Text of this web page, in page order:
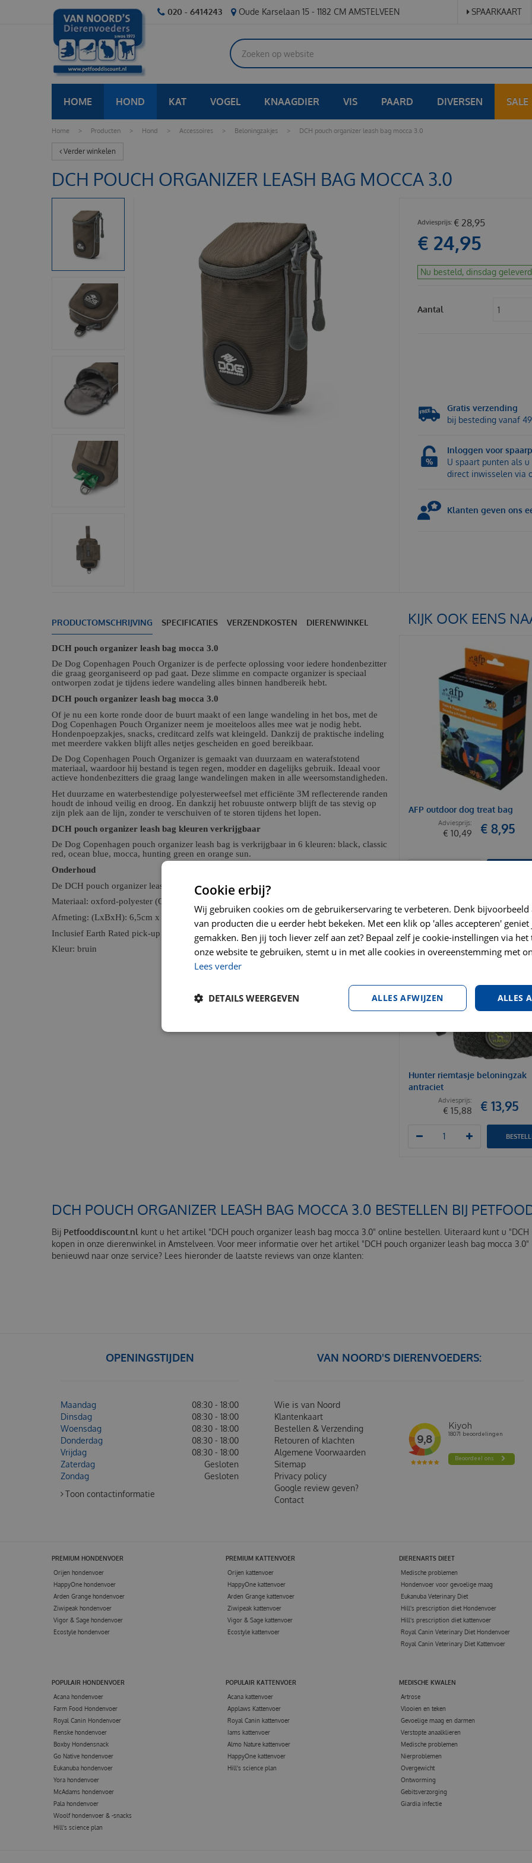
Home > Producten > Hond > Accessoires > Beloningzakjes > DCH pouch organizer leash bag mocca 3.0
020 - 6414243 Oude Karselaan 15 - 1182 CM AMSTELVEEN SPAARKAART
HOME HOND KAT VOGEL KNAAGDIER VIS PAARD DIVERSEN SALE
Verder winkelen
DCH POUCH ORGANIZER LEASH BAG MOCCA 3.0
€ 28,95
€ 24,95
Nu besteld, dinsdag geleverd
Aantal
Gratis verzending
bij besteding vanaf
Inloggen voor
U spaart punten als
direct inwisselen via
Klanten geven ons
PRODUCTOMSCHRIJVING SPECIFICATIES VERZENDKOSTEN DIERENWINKEL
DCH pouch organizer leash bag mocca 3.0
De Dog Copenhagen Pouch Organizer is de perfecte oplossing voor iedere hondenbezitter
die graag georganiseerd op pad gaat. Deze slimme en compacte organizer is speciaal
ontworpen zodat je tijdens iedere wandeling alles binnen handbereik hebt.
DCH pouch organizer leash bag mocca 3.0
Of je nu een korte ronde door de buurt maakt of een lange wandeling in het bos, met de
Dog Copenhagen Pouch Organizer neem je moeiteloos alles mee wat je nodig hebt.
Hondenpoepzakjes, snacks, creditcard zelfs wat kleingeld. Dankzij de praktische indeling
met meerdere vakken blijft alles netjes gescheiden en goed bereikbaar.
De Dog Copenhagen Pouch Organizer is gemaakt van duurzaam en waterafstotend
materiaal, waardoor hij bestand is tegen regen, modder en dagelijks gebruik. Ideaal voor
actieve hondenbezitters die graag lange wandelingen maken in alle weersomstandigheden.
Het duurzame en waterbestendige polyesterweefsel met efficiënte 3M reflecterende randen
houdt de inhoud veilig en droog. En dankzij het robuuste ontwerp blijft de tas stevig op
zijn plek aan de lijn, zonder te verschuiven of te storen tijdens het lopen.
DCH pouch organizer leash bag kleuren verkrijgbaar
De Dog Copenhagen pouch organizer leash bag is verkrijgbaar in 6 kleuren: black, classic
red, ocean blue, mocca, hunting green en orange sun.
Onderhoud
De DCH pouch organizer leash bag kunt u schoonmaken met een vochtige doek.
Materiaal: oxford-polyester (OEKO-TEX® STANDARD 100-gecertificeerd)
Afmeting: (LxBxH): 6,5cm x 3cm x 12cm
Inclusief Earth Rated pick-up bag-rol met 15 zakken
Kleur: bruin
KIJK OOK EENS
AFP outdoor dog treat bag
€ 10,49 € 8,95
Hunter riemtasje beloningzak
antraciet
€ 15,88 € 13,95
DCH POUCH ORGANIZER LEASH BAG MOCCA 3.0 BESTELLEN BIJ
Bij Petfooddiscount.nl kunt u het artikel "DCH pouch organizer leash bag mocca 3.0" online bestellen. Uiteraard kunt u
kopen in onze dierenwinkel in Amstelveen. Voor meer informatie over het artikel "DCH pouch organizer leash bag mocca
benieuwd naar onze service? Lees hieronder de laatste reviews van onze klanten:
OPENINGSTIJDEN
Maandag
08:30 - 18:00
Dinsdag
08:30 - 18:00
Woensdag
08:30 - 18:00
Donderdag
08:30 - 18:00
Vrijdag
08:30 - 18:00
Zaterdag
Gesloten
Zondag
Gesloten
Toon contactinformatie
VAN NOORD'S DIERENVOEDERS:
Wie is van Noord
Klantenkaart
Bestellen & Verzending
Retouren of klachten
Algemene Voorwaarden
Sitemap
Privacy policy
Google review geven?
Contact
PREMIUM HONDENVOER
Orijen hondenvoer
HappyOne hondenvoer
Arden Grange hondenvoer
Ziwipeak hondenvoer
Vigor & Sage hondenvoer
Ecostyle hondenvoer
PREMIUM KATTENVOER
Orijen kattenvoer
HappyOne kattenvoer
Arden Grange kattenvoer
Ziwipeak kattenvoer
Vigor & Sage kattenvoer
Ecostyle kattenvoer
DIERENARTS DIEET
Medische problemen
Hondenvoer voor gevoelige maag
Eukanuba Veterinary Diet
Hill's prescription diet Hondenvoer
Hill's prescription diet kattenvoer
Royal Canin Veterinary Diet Hondenvoer
Royal Canin Veterinary Diet Kattenvoer
POPULAIR HONDENVOER
Acana hondenvoer
Farm Food Hondenvoer
Royal Canin Hondenvoer
Renske hondenvoer
Boxby Hondensnack
Go Native hondenvoer
Eukanuba hondenvoer
Yora hondenvoer
McAdams hondenvoer
Pala hondenvoer
Woolf hondenvoer & -snacks
Hill's science plan
POPULAIR KATTENVOER
Acana kattenvoer
Applaws Kattenvoer
Royal Canin kattenvoer
Iams kattenvoer
Almo Nature kattenvoer
HappyOne kattenvoer
Hill's science plan
MEDISCHE KWALEN
Artrose
Vlooien en teken
Gevoelige maag en darmen
Verstopte anaalklieren
Medische problemen
Nierproblemen
Overgewicht
Ontworming
Gebitsverzorging
Giardia infectie
Cookie erbij?
Wij gebruiken cookies om de gebruikerservaring te verbeteren. Denk bijvoorbeeld
van producten die u eerder hebt bekeken. Met een klik op 'alles accepteren' geniet
gemakken. Ben jij toch liever zelf aan zet? Bepaal zelf je cookie-instellingen via
onze website te gebruiken, stemt u in met alle cookies in overeenstemming met
Lees verder
ALLES
ALLES AFWIJZEN
DETAILS WEERGEVEN